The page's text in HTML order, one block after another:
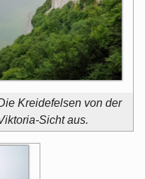
Kreidefelsen von der
Sicht aus.